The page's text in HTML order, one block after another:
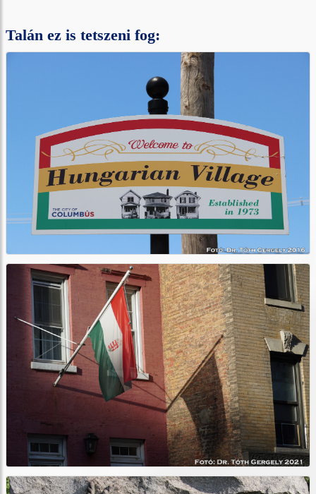
Talán ez is tetszeni fog: